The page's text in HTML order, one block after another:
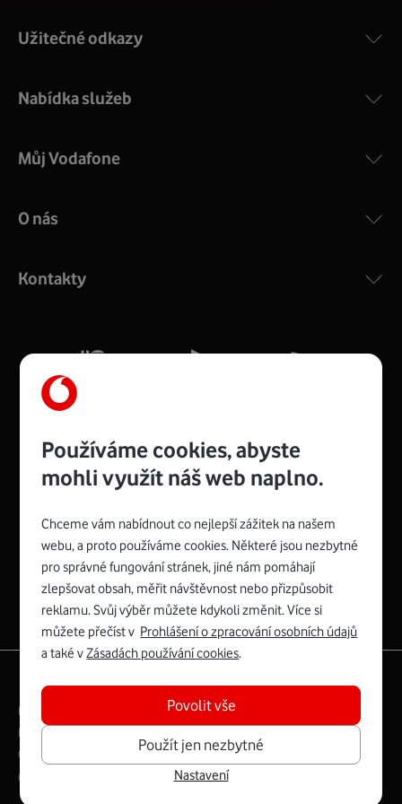
COMPAL CH7465VF
silný signál pro celou domácnost. Kompaktní rozměry 21
Více o COMPAL CH7465VF
Zyxel VMG8623-T50B:
Rozměry modemu jsou 16 x 22 x 7,5 cm (včetně stojánku)
a nabízí 4 gigabitové LAN porty a bezdrátové připojení Wi-
Fi ve verzích 802.11 b/g/n/ac pro frekvenci 2,4 GHz a
Mb/s.
Více o Zyxel VMG8623-T50B
Spojte se s Vodafonem
Užitečné odkazy
Nabídka služeb
Můj Vodafone
O nás
Kontakty
Právní­ podmí­nky
Ochrana soukromí­
Digitální odpovědnost
Ceník
Copyright © 2026 Vodafone Czech Republic a.s.
Používáme cookies, abyste
mohli využít náš web naplno.
Chceme vám nabídnout co nejlepší zážitek na našem
webu, a proto používáme cookies. Některé jsou nezbytné
pro správné fungování stránek, jiné nám pomáhají
zlepšovat obsah, měřit návštěvnost nebo přizpůsobit
reklamu. Svůj výběr můžete kdykoli změnit. Více si
můžete přečíst v Prohlášení o zpracování osobních údajů
a také vZásadách používání cookies.
Použít jen nezbytné
Povolit vše
Nastavení